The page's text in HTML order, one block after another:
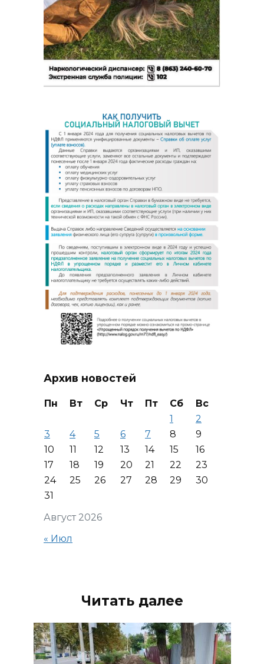
Архив новостей
Август 2026
Пн Вт Ср Чт Пт Сб
Вс
1
2
3
4 5 6 7 8
9
10
11 12 13 14 15
16
17
18 19 20 21 22
23
24
25 26 27 28 29
30
31
« Июл
Читать далее